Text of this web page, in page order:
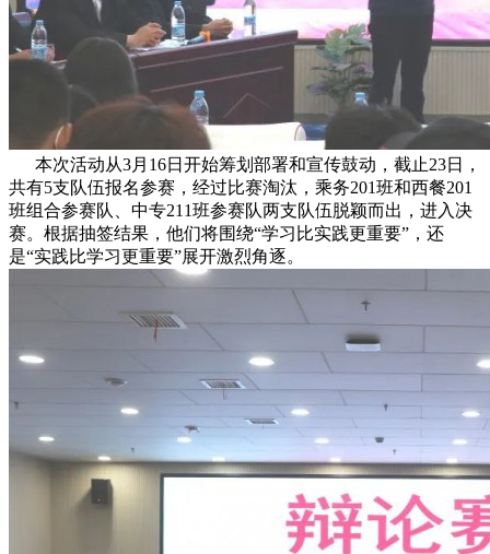
本次活动从3月16日开始筹划部署和宣传鼓动，截止23日，
共有5支队伍报名参赛，经过比赛淘汰，乘务201班和西餐201
班组合参赛队、中专211班参赛队两支队伍脱颖而出，进入决
赛。根据抽签结果，他们将围绕“学习比实践更重要”，还
是“实践比学习更重要”展开激烈角逐。